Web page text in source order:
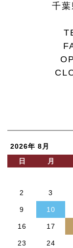
千
2026年 8月
日
月
2 3
9 10
16 17
23 24